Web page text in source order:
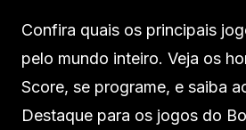
Confira quais os principais
pelo mundo inteiro. Veja os
Score, se programe, e saiba
Destaque para os jogos do